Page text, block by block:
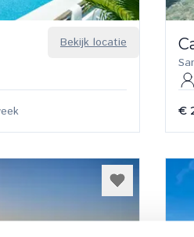
Bekijk locatie
€